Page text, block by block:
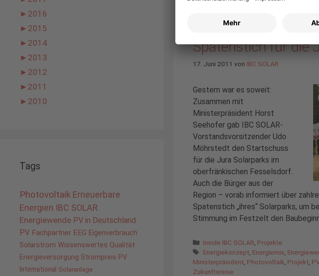
Ein voller Erfolg:
Spatenstich für die
17. Juni 2011 von IBC SOLAR
Gestern war es soweit:
Zusammen mit
Ministerpräsident Horst
Seehofer gab IBC SOLAR-
Vorstandsvorsitzender Udo
Möhrstedt den Startschuss
für die Jura Solarparks im
oberfränkischen Fesselsdorf.
Auch die Bürger aus der
Region – vorab informiert über
Spatenstich „ihres“ Solarparks, um
Stimmung im Festzelt den
Kategorien
Inside IBC SOLAR Projekte
Schlagwörter
Energiekonzept Energiemix
Ministerpräsident Photovoltaik Projekt
Zukunftsreise
► 2016
► 2015
► 2014
► 2013
► 2012
► 2011
► 2010
Tags
Photovoltaik Erneuerbare
Energien IBC SOLAR
Energiewende PV in Deutschland
PV Fachpartner EEG Eigenverbrauch
Solarstrom Wissenswertes Qualität
Energieversorgung Strompreis PV
International Solaranlage